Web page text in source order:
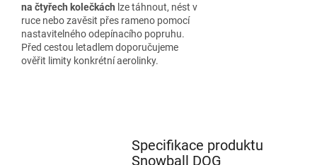
na čtyřech kolečkách lze táhnout, nést v
ruce nebo zavěsit přes rameno pomocí
nastavitelného odepínacího popruhu.
Před cestou letadlem doporučujeme
ověřit limity konkrétní aerolinky.
Specifikace produktu
Snowball DOG